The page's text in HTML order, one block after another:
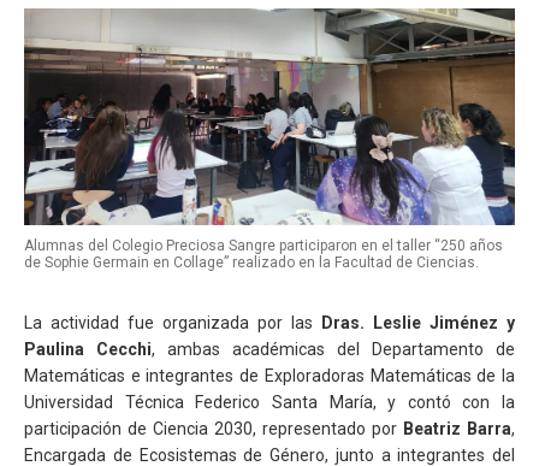
Alumnas del Colegio Preciosa Sangre participaron en el taller “250 años
de Sophie Germain en Collage” realizado en la Facultad de Ciencias.
La actividad fue organizada por las Dras. Leslie Jiménez y
Paulina Cecchi, ambas académicas del Departamento de
Matemáticas e integrantes de Exploradoras Matemáticas de la
Universidad Técnica Federico Santa María, y contó con la
participación de Ciencia 2030, representado por Beatriz Barra,
Encargada de Ecosistemas de Género, junto a integrantes del